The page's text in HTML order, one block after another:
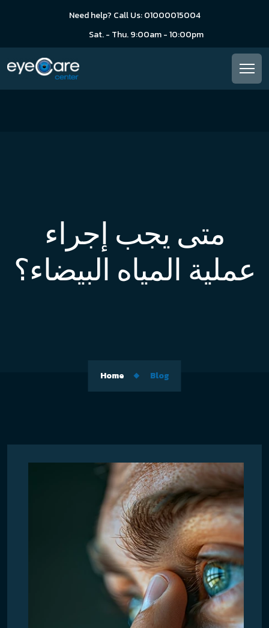
Need help? Call Us: 01000015004
Sat. - Thu. 9:00am - 10:00pm
متى يجب إجراء
عملية المياه البيضاء؟
Home Blog